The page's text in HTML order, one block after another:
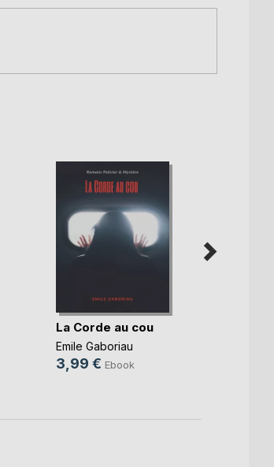
La Corde au cou
Emile Gaboriau
3,99 € Ebook